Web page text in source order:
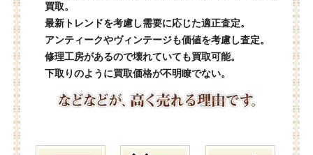
買取。
最新トレンドを考慮し需要に応じた適正査定。
アンティークやヴィンテージも価値を考慮し査定。
修理工房があるので壊れていても買取可能。
下取りのように買取価格が不明瞭でない。